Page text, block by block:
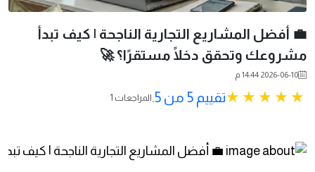
💼 أفضل المشاريع التجارية الناجحة | كيف تبدأ
مشروعك وتحقق دخلًا مستقرًا؟ 🚀
2026-06-10 14:44 م
تقييم 5 من 5. 1 المراجعات